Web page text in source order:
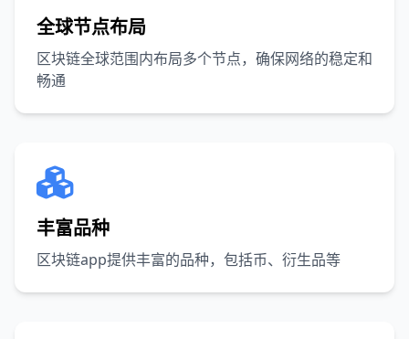
全球节点布局
区块链全球范围内布局多个节点，确保网络的稳定和
畅通
丰富品种
区块链app提供丰富的品种，包括币、衍生品等